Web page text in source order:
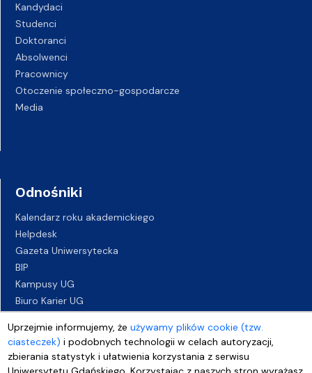
Uprzejmie informujemy, żeużywamy plików cookie (tzw.
ciasteczek) i podobnych technologii w celach autoryzacji,
zbierania statystyk i ułatwienia korzystania z serwisu
Kandydaci
Studenci
Doktoranci
Absolwenci
Pracownicy
Otoczenie społeczno-gospodarcze
Media
Odnośniki
Kalendarz roku akademickiego
Helpdesk
Gazeta Uniwersytecka
BIP
Kampusy UG
Biuro Karier UG
Deklaracja dostępności